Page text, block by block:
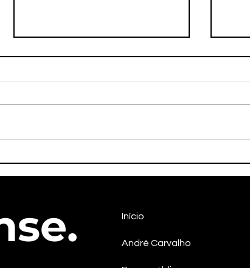
Izaltina será candidata a
Início
André Carvalho